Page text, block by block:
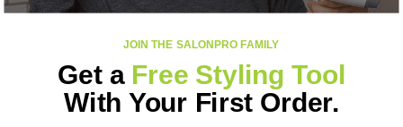
FOLLOW US
Facebook
Instagram
YouTube
TikTok
X
(Twitter)
Pinterest
WE ACCEPT
Moyens
JOIN THE SALONPRO FAMILY
Get a Free Styling Tool
With Your First Order.